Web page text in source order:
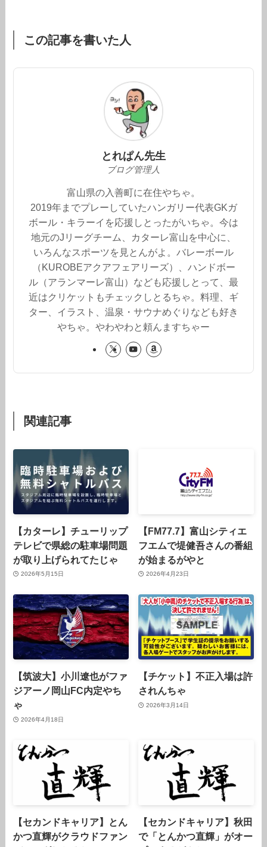
この記事を書いた人
とれぱん先生
ブログ管理人
富山県の入善町に在住やちゃ。
2019年までプレーしていたハンガリー代表GKガ
ボール・キラーイを応援しとったがいちゃ。今は
地元のJリーグチーム、カターレ富山を中心に、
いろんなスポーツを見とんがよ。バレーボール
（KUROBEアクアフェアリーズ）、ハンドボー
ル（アランマーレ富山）なども応援しとって、最
近はクリケットもチェックしとるちゃ。料理、ギ
ター、イラスト、温泉・サウナめぐりなども好き
やちゃ。やわやわと頼んますちゃー
関連記事
【カターレ】チューリップ
テレビで県総の駐車場問題
が取り上げられてたじゃ
2026年5月15日
【FM77.7】富山シティエ
フエムで堤健吾さんの番組
が始まるがやと
2026年4月23日
【筑波大】小川遼也がファ
ジアーノ岡山FC内定やち
ゃ
2026年4月18日
【チケット】不正入場は許
されんちゃ
2026年3月14日
【セカンドキャリア】とん
かつ直輝がクラウドファン
【セカンドキャリア】秋田
で「とんかつ直輝」がオー